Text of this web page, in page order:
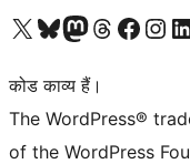
Visit our X (formerly Twitter) account
हमारे बलुस्की खाते पर जाएँVisit our Mastodon account
हमारे थ्रेड्स अकाउंट पर जाएंहमारे फेसबुक पेज पर जाएँहमारे इंस्टाग्राम अकाउंट पर जाएंहमारे
कोड काव्य हैं।
The WordPress®
of the WordPress